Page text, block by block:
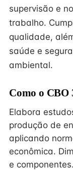
supervisão e
trabalho.
qualidade,
saúde e
ambiental.
Como o CBO
Elabora
produção de
aplicando
econômica.
e